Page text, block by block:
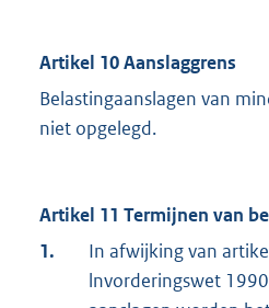
Artikel 10 Aanslaggrens
Belastingaanslagen van
niet opgelegd.
Artikel 11 Termijnen van
1.
In afwijking van
lnvorderingswet